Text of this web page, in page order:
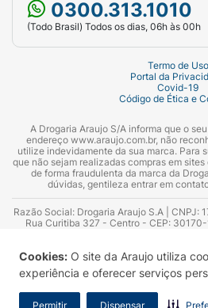
Cookies: O site da Araujo utiliza
experiência e oferecer serviços
Permitir Dispensar
0300.313.1010
(Todo Brasil) Todos os dias, 06h às 00h
Termo de Uso
Portal da
Covid-19
Código de Ética e
A Drogaria Araujo S/A informa que o
endereço www.araujo.com.br, não
utilize indevidamente da sua marca. Para
que não sejam realizadas compras em
de forma fraudulenta da marca da
dúvidas, gentileza entrar em
Razão Social: Drogaria Araujo S.A | CNPJ:
Rua Curitiba 327 - Centro - CEP:
Azevedo Guimarães – CRF 10.965 |
Consultor substituto: Thiago Aguiar
Sanitário: 2025020713 | Autorização de